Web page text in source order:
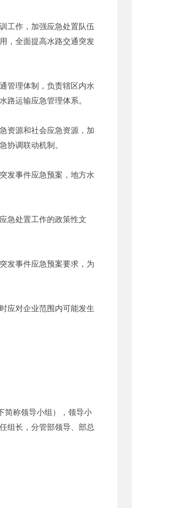
工作，加强应急处置队伍
，全面提高水路交通突发
管理体制，负责辖区内水
运输应急管理体系。
资源和社会应急资源，加
调联动机制。
发事件应急预案，地方水
急处置工作的政策性文
发事件应急预案要求，为
应对企业范围内可能发生
称领导小组），领导小
组长，分管部领导、部总